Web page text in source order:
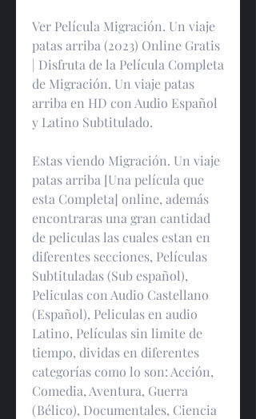
Ver Película Migración. Un viaje
patas arriba (2023) Online Gratis
| Disfruta de la Película Completa
de Migración. Un viaje patas
arriba en HD con Audio Español
y Latino Subtitulado.
Estas viendo Migración. Un viaje
patas arriba [Una película que
esta Completa] online, además
encontraras una gran cantidad
de peliculas las cuales estan en
diferentes secciones, Películas
Subtituladas (Sub español),
Peliculas con Audio Castellano
(Español), Peliculas en audio
Latino, Películas sin limite de
tiempo, dividas en diferentes
categorías como lo son: Acción,
Comedia, Aventura, Guerra
(Bélico), Documentales, Ciencia